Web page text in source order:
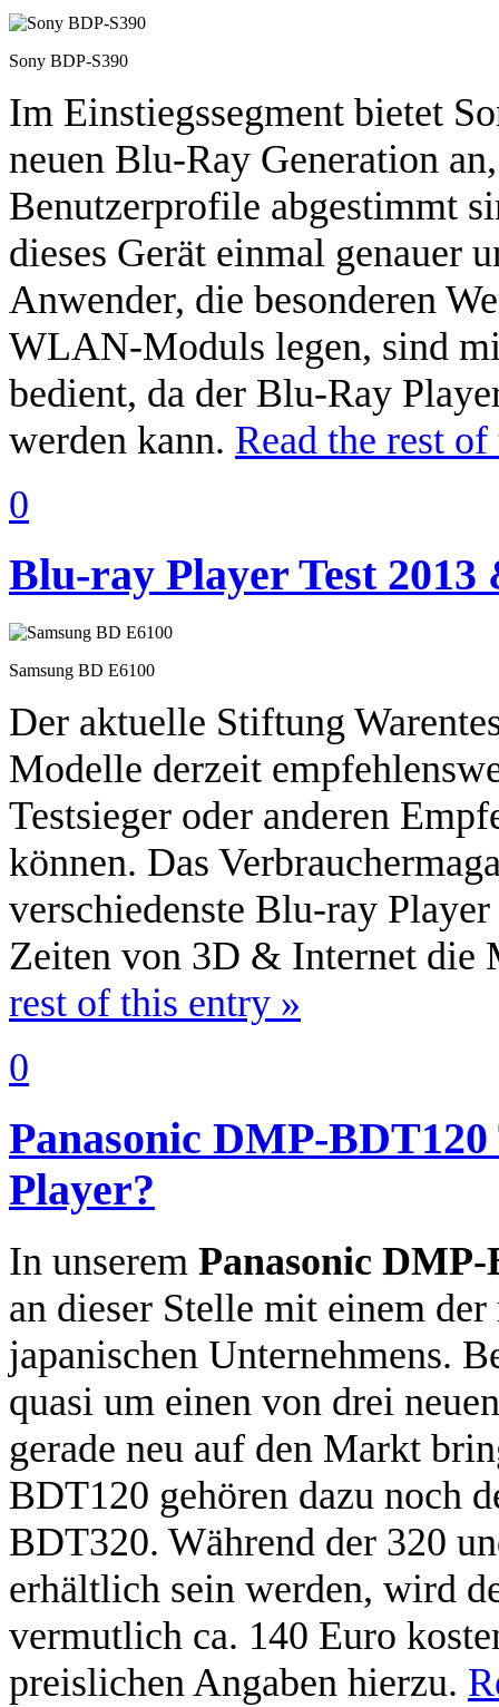
Sony BDP-S390
Im Einstiegssegment bietet
neuen Blu-Ray Generation
Benutzerprofile abgestimmt
dieses Gerät einmal genauer
Anwender, die besonderen
WLAN-Moduls legen, sind
bedient, da der Blu-Ray
werden kann. Read the rest
0
Blu-ray Player Test
Samsung BD E6100
Der aktuelle Stiftung
Modelle derzeit
Testsieger oder anderen
können. Das
verschiedenste Blu-ray
Zeiten von 3D & Internet die
rest of this entry »
0
Panasonic DMP-
Player?
In unserem Panasonic DMP-
an dieser Stelle mit einem
japanischen Unternehmens.
quasi um einen von drei
gerade neu auf den Markt
BDT120 gehören dazu noch
BDT320. Während der 320
erhältlich sein werden, wird
vermutlich ca. 140 Euro
preislichen Angaben hierzu.